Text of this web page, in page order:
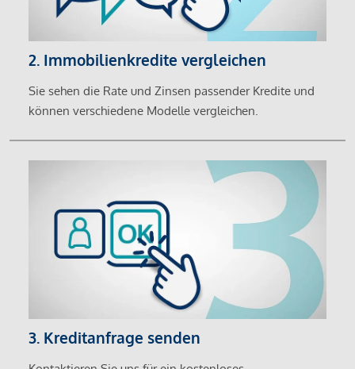
2. Immobilienkredite vergleichen
Sie sehen die Rate und Zinsen passender Kredite und
können verschiedene Modelle vergleichen.
3. Kreditanfrage senden